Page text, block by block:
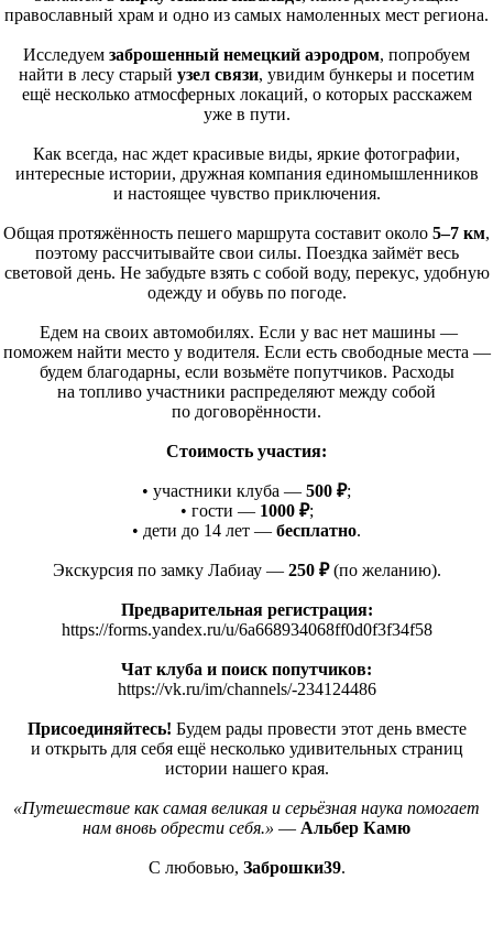
православный храм и одно из самых намоленных мест региона.
Исследуем заброшенный немецкий аэродром, попробуем
найти в лесу старый узел связи, увидим бункеры и посетим
ещё несколько атмосферных локаций, о которых расскажем
уже в пути.
Как всегда, нас ждет красивые виды, яркие фотографии,
интересные истории, дружная компания единомышленников
и настоящее чувство приключения.
Общая протяжённость пешего маршрута составит около 5–7 км,
поэтому рассчитывайте свои силы. Поездка займёт весь
световой день. Не забудьте взять с собой воду, перекус, удобную
одежду и обувь по погоде.
Едем на своих автомобилях. Если у вас нет машины —
поможем найти место у водителя. Если есть свободные места —
будем благодарны, если возьмёте попутчиков. Расходы
на топливо участники распределяют между собой
по договорённости.
Стоимость участия:
• участники клуба — 500 ₽;
• гости — 1000 ₽;
• дети до 14 лет — бесплатно.
Экскурсия по замку Лабиау — 250 ₽ (пожеланию).
Предварительная регистрация:
https://forms.yandex.ru/u/6a668934068ff0d0f3f34f58
Чат клуба и поиск попутчиков:
https://vk.ru/im/channels/-234124486
Присоединяйтесь! Будем рады провести этот день вместе
и открыть для себя ещё несколько удивительных страниц
истории нашего края.
«Путешествие как самая великая и серьёзная наука помогает
нам вновь обрести себя.» — Альбер Камю
С любовью, Заброшки39.